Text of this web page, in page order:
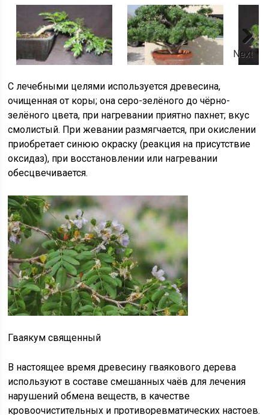
Next
С лечебными целями используется древесина,
очищенная от коры; она серо-зелёного до чёрно-
зелёного цвета, при нагревании приятно пахнет; вкус
смолистый. При жевании размягчается, при окислении
приобретает синюю окраску (реакция на присутствие
оксидаз), при восстановлении или нагревании
обесцвечивается.
Гваякум священный
В настоящее время древесину гваякового дерева
используют в составе смешанных чаёв для лечения
нарушений обмена веществ, в качестве
кровоочистительных и противоревматических настоев.